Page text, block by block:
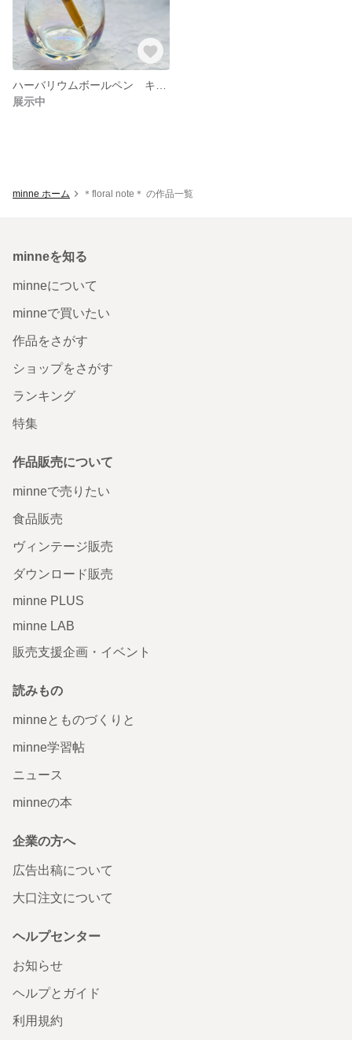
展示中
minne ホーム ＊floral note＊ の作品一覧
minneを知る
minneについて
minneで買いたい
作品をさがす
ショップをさがす
ランキング
特集
作品販売について
minneで売りたい
食品販売
ヴィンテージ販売
ダウンロード販売
minne PLUS
minne LAB
販売支援企画・イベント
読みもの
minneとものづくりと
minne学習帖
ニュース
minneの本
企業の方へ
広告出稿について
大口注文について
ヘルプセンター
お知らせ
ヘルプとガイド
利用規約